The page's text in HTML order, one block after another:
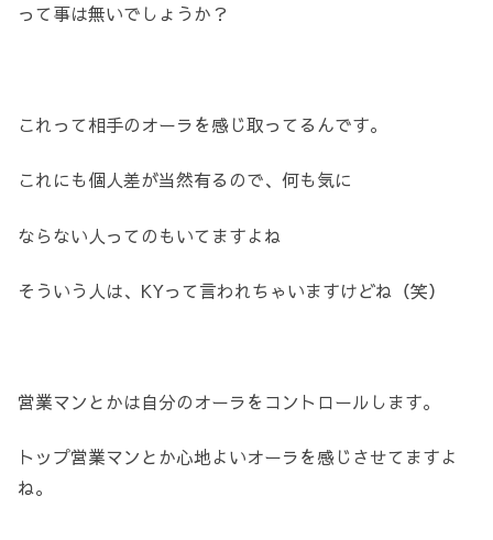
って事は無いでしょうか？
これって相手のオーラを感じ取ってるんです。
これにも個人差が当然有るので、何も気に
ならない人ってのもいてますよね
そういう人は、KYって言われちゃいますけどね（笑）
営業マンとかは自分のオーラをコントロールします。
トップ営業マンとか心地よいオーラを感じさせてますよ
ね。